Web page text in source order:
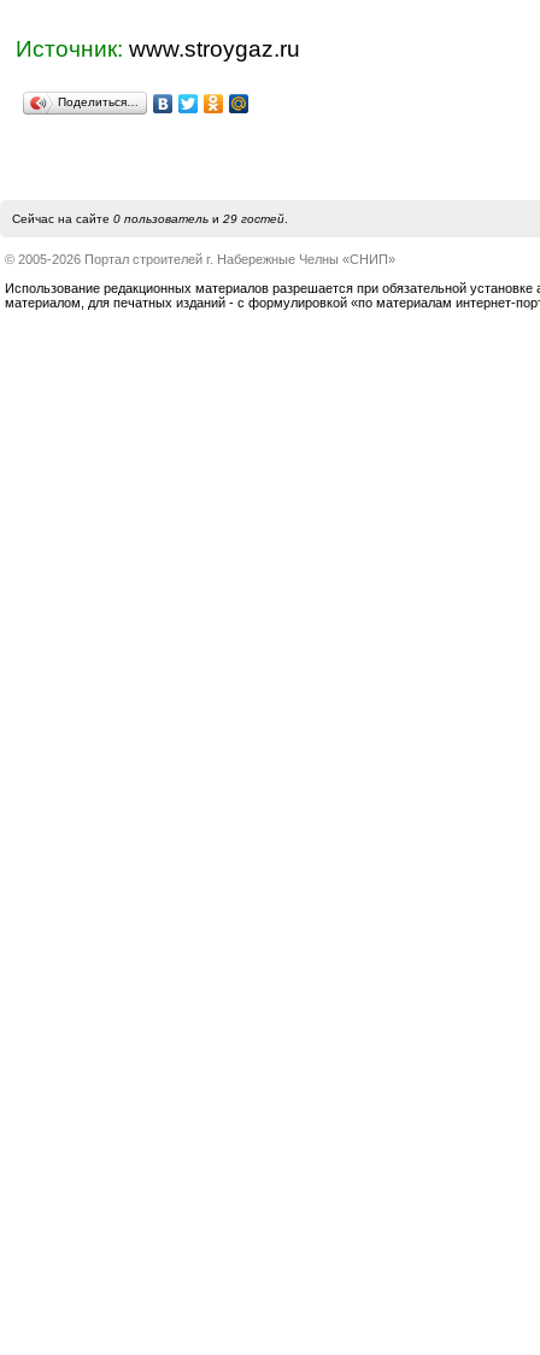
Источник: www.stroygaz.ru
Поделиться…
Сейчас на сайте 0 пользовательи 29 гостей.
© 2005-2026 Портал строителей г. Набережные Челны «СНИП»
Использование редакционных материалов разрешается при обязательной установке
материалом, для печатных изданий - с формулировкой «по материалам интернет-